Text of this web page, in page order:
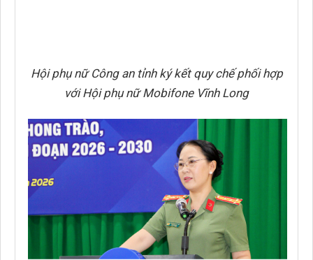
Hội phụ nữ Công an tỉnh ký kết quy chế phối hợp
với Hội phụ nữ Mobifone Vĩnh Long